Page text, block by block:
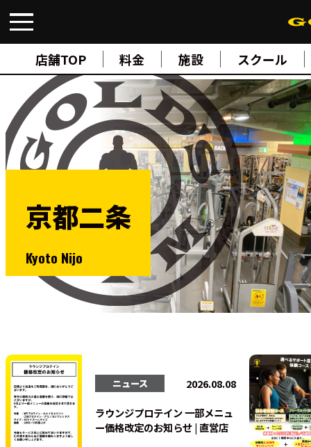
店舗TOP 料金 施設 スクール
FIND A GYM 店舗検索
ABOUT ゴールドジムについて
SUPPORT トレーニングサポート
SCHOOLスクール
STUDIOスタジオ
JOIN ご入会について
NEWS ニュース
SHOPオンラインストア
法人会員
京都二条
Kyoto Nijo
ニュース 2026.08.08
ラウンジプロテイン 一部メニュ
ー価格改定のお知らせ | 直営店